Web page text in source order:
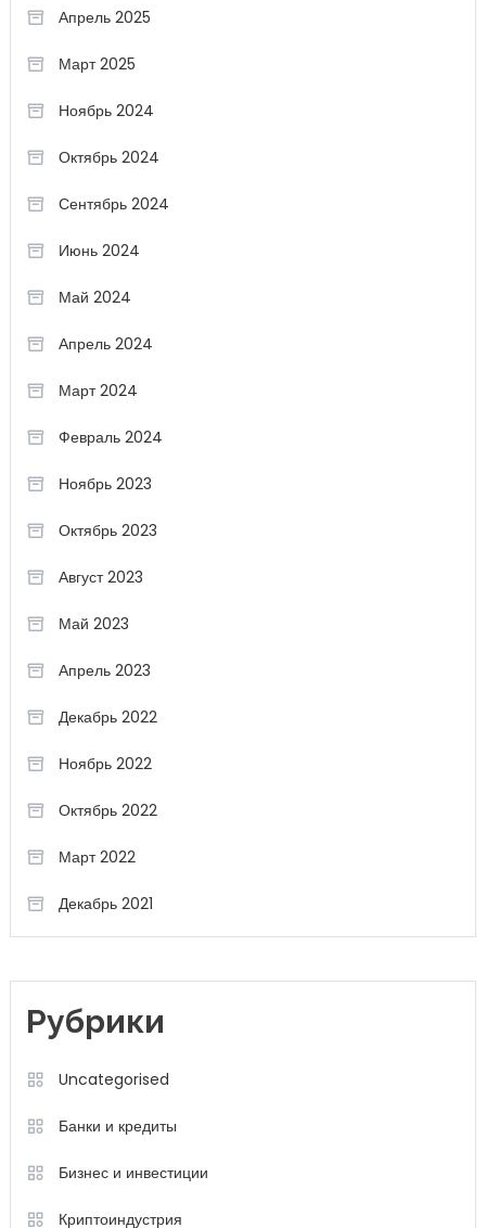
Апрель 2025
Март 2025
Ноябрь 2024
Октябрь 2024
Сентябрь 2024
Июнь 2024
Май 2024
Апрель 2024
Март 2024
Февраль 2024
Ноябрь 2023
Октябрь 2023
Август 2023
Май 2023
Апрель 2023
Декабрь 2022
Ноябрь 2022
Октябрь 2022
Март 2022
Декабрь 2021
Рубрики
Uncategorised
Банки и кредиты
Бизнес и инвестиции
Криптоиндустрия